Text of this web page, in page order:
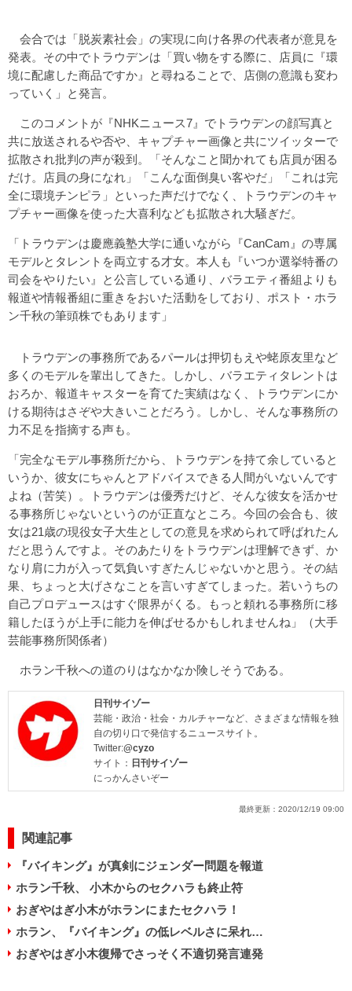
会合では「脱炭素社会」の実現に向け各界の代表者が意見を
発表。その中でトラウデンは「買い物をする際に、店員に『環
境に配慮した商品ですか』と尋ねることで、店側の意識も変わ
っていく」と発言。
このコメントが『NHKニュース7』でトラウデンの顔写真と
共に放送されるや否や、キャプチャー画像と共にツイッターで
拡散され批判の声が殺到。「そんなこと聞かれても店員が困る
だけ。店員の身になれ」「こんな面倒臭い客やだ」「これは完
全に環境チンピラ」といった声だけでなく、トラウデンのキャ
プチャー画像を使った大喜利なども拡散され大騒ぎだ。
「トラウデンは慶應義塾大学に通いながら『CanCam』の専属
モデルとタレントを両立する才女。本人も『いつか選挙特番の
司会をやりたい』と公言している通り、バラエティ番組よりも
報道や情報番組に重きをおいた活動をしており、ポスト・ホラ
ン千秋の筆頭株でもあります」
トラウデンの事務所であるパールは押切もえや蛯原友里など
多くのモデルを輩出してきた。しかし、バラエティタレントは
おろか、報道キャスターを育てた実績はなく、トラウデンにか
ける期待はさぞや大きいことだろう。しかし、そんな事務所の
力不足を指摘する声も。
「完全なモデル事務所だから、トラウデンを持て余していると
いうか、彼女にちゃんとアドバイスできる人間がいないんです
よね（苦笑）。トラウデンは優秀だけど、そんな彼女を活かせ
る事務所じゃないというのが正直なところ。今回の会合も、彼
女は21歳の現役女子大生としての意見を求められて呼ばれたん
だと思うんですよ。そのあたりをトラウデンは理解できず、か
なり肩に力が入って気負いすぎたんじゃないかと思う。その結
果、ちょっと大げさなことを言いすぎてしまった。若いうちの
自己プロデュースはすぐ限界がくる。もっと頼れる事務所に移
籍したほうが上手に能力を伸ばせるかもしれませんね」（大手
芸能事務所関係者）
ホラン千秋への道のりはなかなか険しそうである。
日刊サイゾー
芸能・政治・社会・カルチャーなど、さまざまな情報を独
自の切り口で発信するニュースサイト。
Twitter:@cyzo
サイト： 日刊サイゾー
にっかんさいぞー
最終更新： 2020/12/19 09:00
関連記事
『バイキング』が真剣にジェンダー問題を報道
ホラン千秋、 小木からのセクハラも終止符
おぎやはぎ小木がホランにまたセクハラ！
ホラン、『バイキング』の低レベルさに呆れ…
おぎやはぎ小木復帰でさっそく不適切発言連発